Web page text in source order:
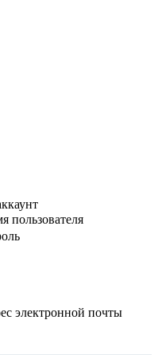
пользователя
электронной почты